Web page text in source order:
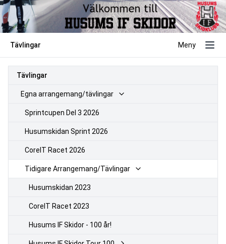
Tävlingar Meny
Tävlingar
Egna arrangemang/tävlingar
Sprintcupen Del 3 2026
Husumskidan Sprint 2026
CoreIT Racet 2026
Tidigare Arrangemang/Tävlingar
Husumskidan 2023
CoreIT Racet 2023
Husums IF Skidor - 100 år!